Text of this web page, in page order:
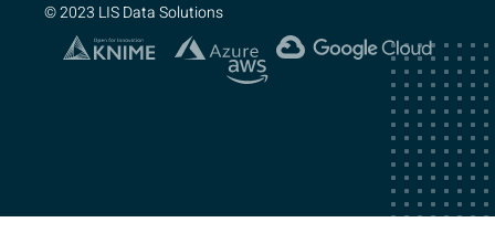
© 2023 LIS Data Solutions